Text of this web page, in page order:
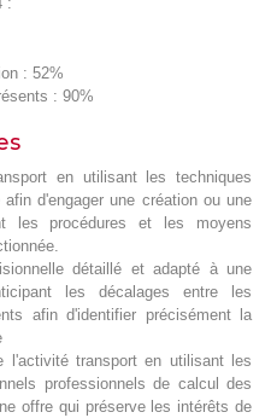
: 52%
: 90%
en utilisant les techniques
d'engager une création ou une
les procédures et les moyens
détaillé et adapté à une
les décalages entre les
afin d'identifier précisément la
l'activité transport en utilisant les
professionnels de calcul des
offre qui préserve les intérêts de